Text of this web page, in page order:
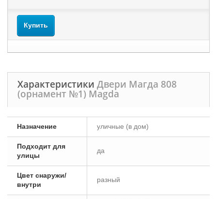
Купить
Характеристики Двери Магда 808
(орнамент №1) Magda
Назначение уличные (в дом)
Подходит для
улицы
да
Цвет снаружи/
внутри
разный